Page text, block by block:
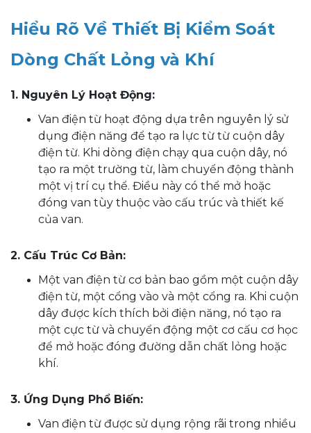
Hiểu Rõ Về Thiết Bị Kiểm Soát
Dòng Chất Lỏng và Khí
1. Nguyên Lý Hoạt Động:
Van điện từ hoạt động dựa trên nguyên lý sử
dụng điện năng để tạo ra lực từ từ cuộn dây
điện từ. Khi dòng điện chạy qua cuộn dây, nó
tạo ra một trường từ, làm chuyển động thành
một vị trí cụ thể. Điều này có thể mở hoặc
đóng van tùy thuộc vào cấu trúc và thiết kế
của van.
2. Cấu Trúc Cơ Bản:
Một van điện từ cơ bản bao gồm một cuộn dây
điện từ, một cổng vào và một cổng ra. Khi cuộn
dây được kích thích bởi điện năng, nó tạo ra
một cực từ và chuyển động một cơ cấu cơ học
để mở hoặc đóng đường dẫn chất lỏng hoặc
khí.
3. Ứng Dụng Phổ Biến:
Van điện từ được sử dụng rộng rãi trong nhiều